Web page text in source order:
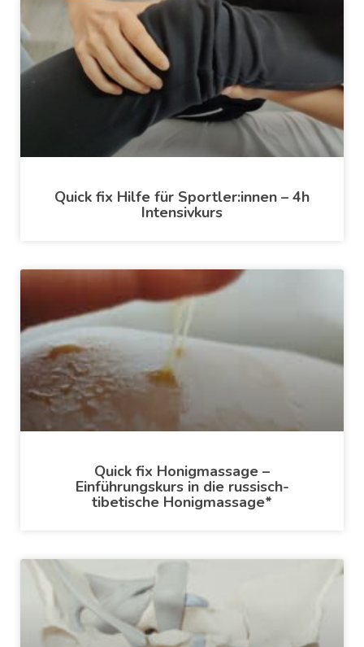
Quick fix Hilfe für Sportler:innen – 4h
Intensivkurs
Quick fix Honigmassage –
Einführungskurs in die russisch-
tibetische Honigmassage*